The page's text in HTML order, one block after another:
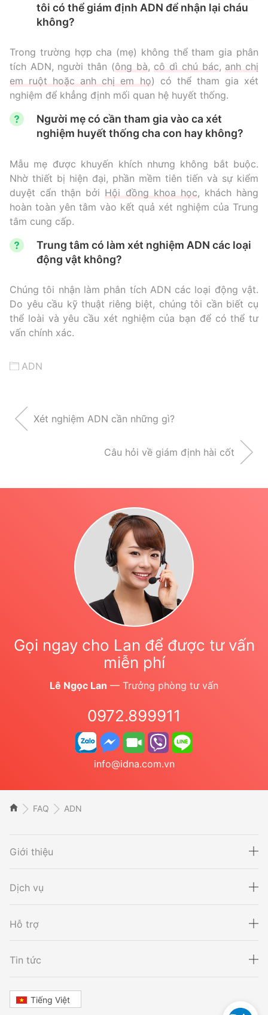
Xét nghiệm khai sinh
tôi có thể giám định ADN để nhận lại cháu
không?
Trong trường hợp cha (mẹ) không thể tham gia phân
tích ADN, người thân (ông bà, cô dì chú bác, anh chị
em ruột hoặc anh chị em họ) có thể tham gia xét
nghiệm để khẳng định mối quan hệ huyết thống.
Người mẹ có cần tham gia vào ca xét
nghiệm huyết thống cha con hay không?
Mẫu mẹ được khuyến khích nhưng không bắt buộc.
Nhờ thiết bị hiện đại, phần mềm tiên tiến và sự kiểm
duyệt cẩn thận bởi Hội đồng khoa học, khách hàng
hoàn toàn yên tâm vào kết quả xét nghiệm của Trung
tâm cung cấp.
Trung tâm có làm xét nghiệm ADN các loại
động vật không?
Chúng tôi nhận làm phân tích ADN các loại động vật.
Do yêu cầu kỹ thuật riêng biệt, chúng tôi cần biết cụ
thể loài và yêu cầu xét nghiệm của bạn để có thể tư
vấn chính xác.
ADN
Xét nghiệm ADN cần những gì?
Câu hỏi về giám định hài cốt
Gọi ngay cho Lan để được tư vấn
miễn phí
Lê Ngọc Lan — Trưởng phòng tư vấn
0972.899911
info@idna.com.vn
FAQ ADN
Giới thiệu
Dịch vụ
Hỗ trợ
Tin tức
Tiếng Việt